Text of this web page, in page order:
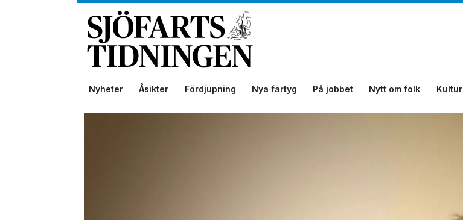
Nyheter Åsikter Fördjupning Nya fartyg På jobbet Nytt om folk Kultur